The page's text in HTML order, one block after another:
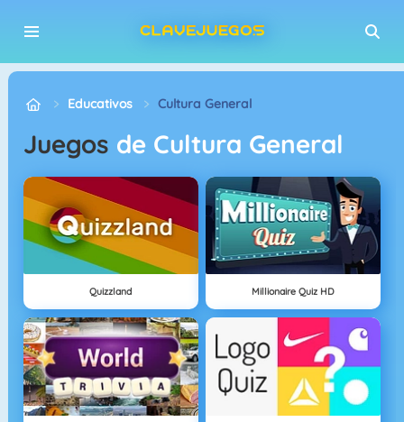
Educativos Cultura General
Juegos de Cultura General
Quizzland Millionaire Quiz HD